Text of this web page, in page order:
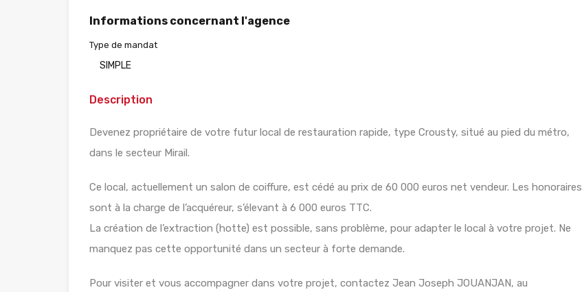
Informations concernant l'agence
Type de mandat
SIMPLE
Description
Devenez propriétaire de votre futur local de restauration rapide, type Crousty, situé au pied du métro,
dans le secteur Mirail.
Ce local, actuellement un salon de coiffure, est cédé au prix de 60 000 euros net vendeur. Les honoraires
sont à la charge de l’acquéreur, s’élevant à 6 000 euros TTC.
La création de l’extraction (hotte) est possible, sans problème, pour adapter le local à votre projet. Ne
manquez pas cette opportunité dans un secteur à forte demande.
Pour visiter et vous accompagner dans votre projet, contactez Jean Joseph JOUANJAN, au